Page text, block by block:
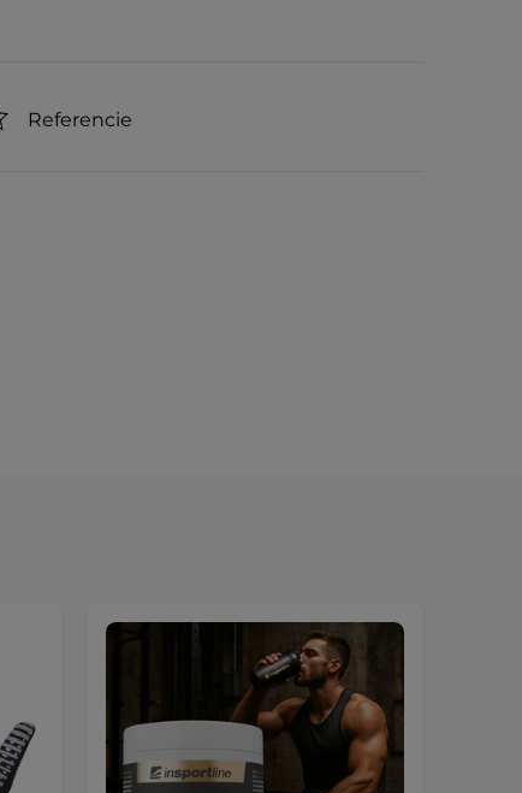
Referencie